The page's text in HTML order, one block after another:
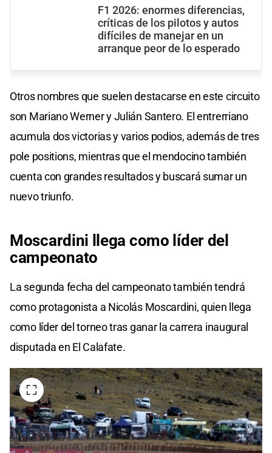
F1 2026: enormes diferencias,
críticas de los pilotos y autos
difíciles de manejar en un
arranque peor de lo esperado
Otros nombres que suelen destacarse en este circuito
son Mariano Werner y Julián Santero. El entrerriano
acumula dos victorias y varios podios, además de tres
pole positions, mientras que el mendocino también
cuenta con grandes resultados y buscará sumar un
nuevo triunfo.
Moscardini llega como líder del
campeonato
La segunda fecha del campeonato también tendrá
como protagonista a Nicolás Moscardini, quien llega
como líder del torneo tras ganar la carrera inaugural
disputada en El Calafate.